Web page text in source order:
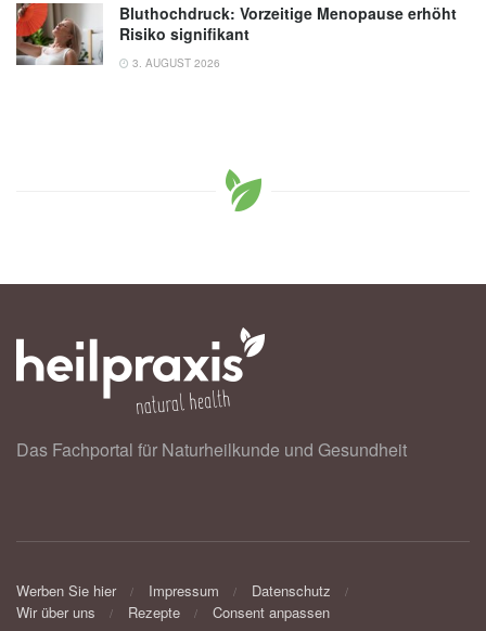
Bluthochdruck: Vorzeitige Menopause erhöht
Risiko signifikant
3. AUGUST 2026
Das Fachportal für Naturheilkunde und Gesundheit
Werben Sie hier Impressum
Datenschutz
Wir über uns
Rezepte Consent anpassen